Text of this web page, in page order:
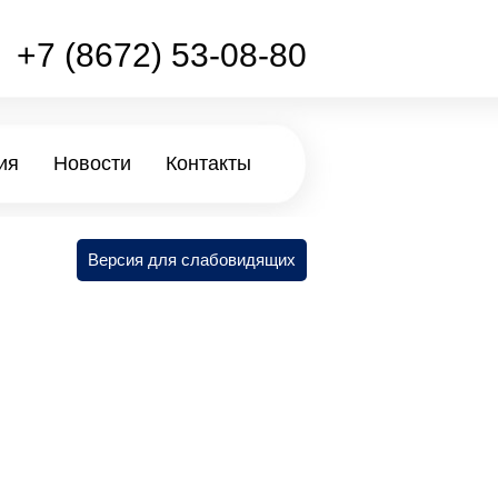
+7 (8672) 53-08-80
Новости Контакты
Версия для слабовидящих